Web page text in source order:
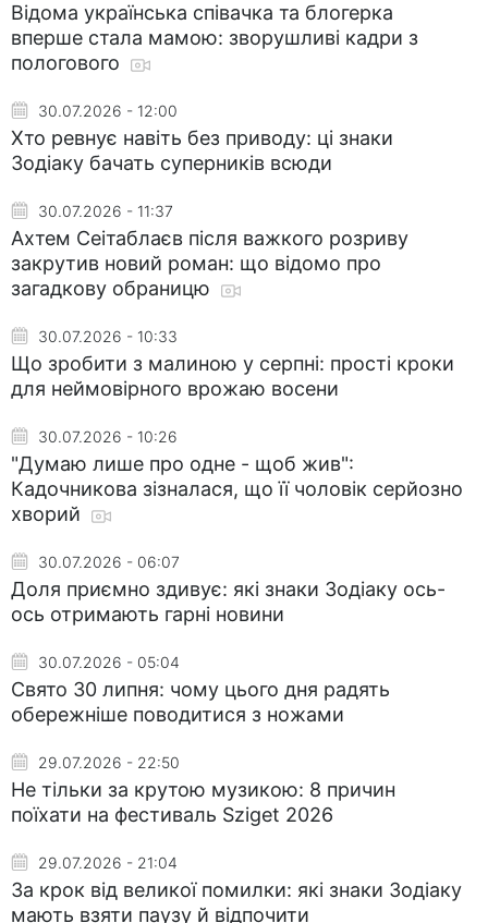
Відома українська співачка та блогерка
вперше стала мамою: зворушливі кадри з
пологового
30.07.2026 - 12:00
Хто ревнує навіть без приводу: ці знаки
Зодіаку бачать суперників всюди
30.07.2026 - 11:37
Ахтем Сеітаблаєв після важкого розриву
закрутив новий роман: що відомо про
загадкову обраницю
30.07.2026 - 10:33
Що зробити з малиною у серпні: прості кроки
для неймовірного врожаю восени
30.07.2026 - 10:26
"Думаю лише про одне - щоб жив":
Кадочникова зізналася, що її чоловік серйозно
хворий
30.07.2026 - 06:07
Доля приємно здивує: які знаки Зодіаку ось-
ось отримають гарні новини
30.07.2026 - 05:04
Свято 30 липня: чому цього дня радять
обережніше поводитися з ножами
29.07.2026 - 22:50
Не тільки за крутою музикою: 8 причин
поїхати на фестиваль Sziget 2026
29.07.2026 - 21:04
За крок від великої помилки: які знаки Зодіаку
мають взяти паузу й відпочити